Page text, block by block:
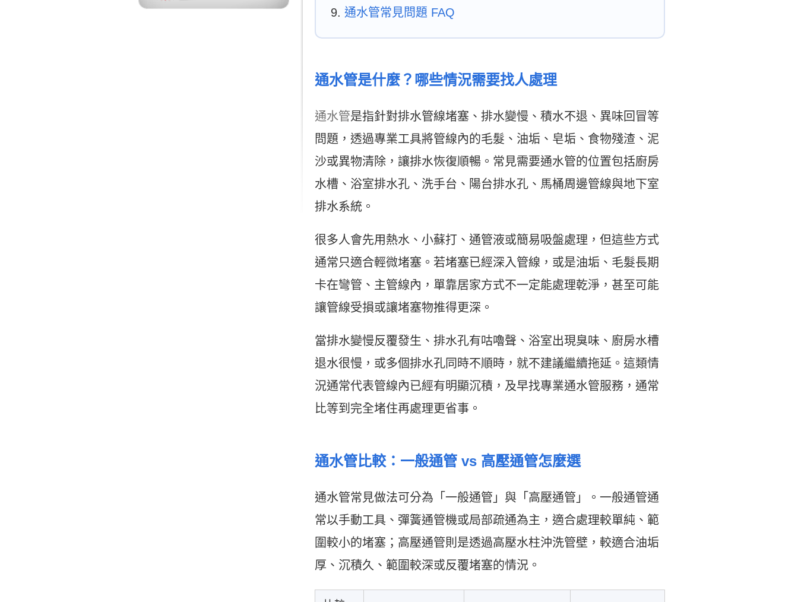
通水管常見問題 FAQ
通水管是什麼？哪些情況需要找人處理
通水管是指針對排水管線堵塞、排水變慢、積水不退、異味回冒等
問題，透過專業工具將管線內的毛髮、油垢、皂垢、食物殘渣、泥
沙或異物清除，讓排水恢復順暢。常見需要通水管的位置包括廚房
水槽、浴室排水孔、洗手台、陽台排水孔、馬桶周邊管線與地下室
排水系統。
很多人會先用熱水、小蘇打、通管液或簡易吸盤處理，但這些方式
通常只適合輕微堵塞。若堵塞已經深入管線，或是油垢、毛髮長期
卡在彎管、主管線內，單靠居家方式不一定能處理乾淨，甚至可能
讓管線受損或讓堵塞物推得更深。
當排水變慢反覆發生、排水孔有咕嚕聲、浴室出現臭味、廚房水槽
退水很慢，或多個排水孔同時不順時，就不建議繼續拖延。這類情
況通常代表管線內已經有明顯沉積，及早找專業通水管服務，通常
比等到完全堵住再處理更省事。
通水管比較：一般通管 vs 高壓通管怎麼選
通水管常見做法可分為「一般通管」與「高壓通管」。一般通管通
常以手動工具、彈簧通管機或局部疏通為主，適合處理較單純、範
圍較小的堵塞；高壓通管則是透過高壓水柱沖洗管壁，較適合油垢
厚、沉積久、範圍較深或反覆堵塞的情況。